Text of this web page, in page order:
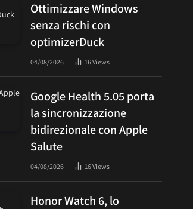
Ottimizzare Windows
senza rischi con
optimizerDuck
04/08/2026 16Views
Google Health 5.05 porta
la sincronizzazione
bidirezionale con Apple
Salute
04/08/2026 16Views
Honor Watch 6, lo